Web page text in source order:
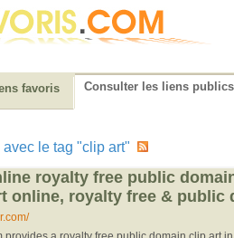
favoris Consulter les liens publics
le tag "clip art"
royalty free public
online, royalty free & public